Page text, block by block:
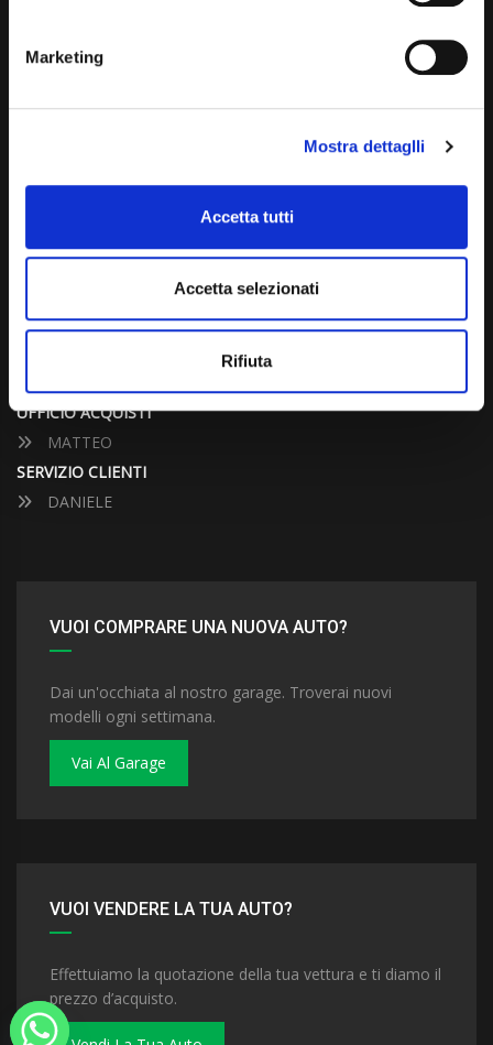
Marketing
Mostra dettaglli
Accetta tutti
Accetta selezionati
Rifiuta
info@carspecialist.eu
Dal Lunedì al Venerdì: 09:00 - 12:30 | 14:00 - 19:00
Domenica: chiuso
CONTATTA UN CONSULENTE
UFFICIO VENDITE
UFFICIO ACQUISTI
MATTEO
SERVIZIO CLIENTI
DANIELE
VUOI COMPRARE UNA NUOVA AUTO?
Dai un'occhiata al nostro garage. Troverai nuovi
modelli ogni settimana.
Vai Al Garage
VUOI VENDERE LA TUA AUTO?
Effettuiamo la quotazione della tua vettura e ti diamo il
prezzo d’acquisto.